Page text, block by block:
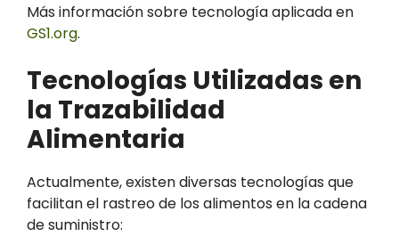
Más información sobre tecnología aplicada en
GS1.org.
Tecnologías Utilizadas en
la Trazabilidad
Alimentaria
Actualmente, existen diversas tecnologías que
facilitan el rastreo de los alimentos en la cadena
de suministro: